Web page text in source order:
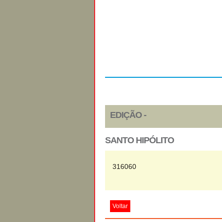
EDIÇÃO -
SANTO HIPÓLITO
316060
Voltar